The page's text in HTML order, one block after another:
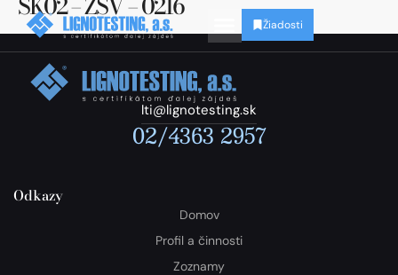
Žiadosti
lti@lignotesting.sk
02/4363 2957
Odkazy
Domov
Profil a činnosti
Zoznamy